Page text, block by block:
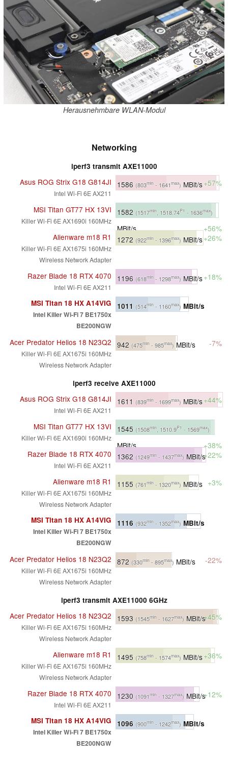
Herausnehmbare WLAN-Modul
Networking
iperf3 transmit AXE11000
Asus ROG Strix G18 G814JI
Intel Wi-Fi 6E AX211
1586 (803min - 1641max) MBit/s+57%
MSI Titan GT77 HX 13VI
Killer Wi-Fi 6E AX1690i 160MHz
1582 (1517min , 1518.74P1 - 1636max)
MBit/s
+56%
Alienware m18 R1
Killer Wi-Fi 6E AX1675i 160MHz
Wireless Network Adapter
1272 (922min - 1396max)MBit/s+26%
Razer Blade 18 RTX 4070
Intel Wi-Fi 6E AX211
1196 (618min- 1298max)MBit/s+18%
MSI Titan 18 HX A14VIG
Intel Killer Wi-Fi 7 BE1750x
BE200NGW
1011 (514min- 1160max) MBit/s
Acer Predator Helios 18 N23Q2
Killer Wi-Fi 6E AX1675i 160MHz
Wireless Network Adapter
942 (475min- 985max)MBit/s -7%
iperf3 receive AXE11000
Asus ROG Strix G18 G814JI
Intel Wi-Fi 6E AX211
1611 (839min - 1699max) MBit/s+44%
MSI Titan GT77 HX 13VI
Killer Wi-Fi 6E AX1690i 160MHz
1545 (1508min , 1510.9P1 - 1569max)
MBit/s
+38%
Razer Blade 18 RTX 4070
Intel Wi-Fi 6E AX211
1362 (1249min - 1437max) MBit/s+22%
Alienware m18 R1
Killer Wi-Fi 6E AX1675i 160MHz
Wireless Network Adapter
1155 (761min - 1320max)MBit/s +3%
MSI Titan 18 HX A14VIG
Intel Killer Wi-Fi 7 BE1750x
BE200NGW
1116 (932min - 1352max)MBit/s
Acer Predator Helios 18 N23Q2
Killer Wi-Fi 6E AX1675i 160MHz
Wireless Network Adapter
872 (330min- 895max) MBit/s -22%
iperf3 transmit AXE11000 6GHz
Acer Predator Helios 18 N23Q2
Killer Wi-Fi 6E AX1675i 160MHz
Wireless Network Adapter
1593 (1545min - 1627max) MBit/s+45%
Alienware m18 R1
Killer Wi-Fi 6E AX1675i 160MHz
Wireless Network Adapter
1495 (758min - 1574max)MBit/s+36%
Razer Blade 18 RTX 4070
Intel Wi-Fi 6E AX211
1230 (1091min - 1327max)MBit/s+12%
MSI Titan 18 HX A14VIG
Intel Killer Wi-Fi 7 BE1750x
BE200NGW
1096 (900min - 1242max)MBit/s